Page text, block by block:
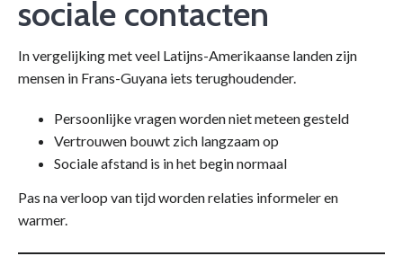
sociale contacten
In vergelijking met veel Latijns-Amerikaanse landen zijn
mensen in Frans-Guyana iets terughoudender.
Persoonlijke vragen worden niet meteen gesteld
Vertrouwen bouwt zich langzaam op
Sociale afstand is in het begin normaal
Pas na verloop van tijd worden relaties informeler en
warmer.